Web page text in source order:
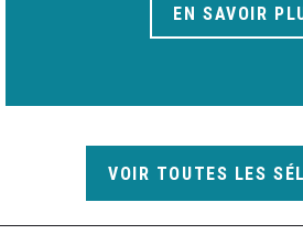
EN SAVOIR
VOIR TOUTES LES